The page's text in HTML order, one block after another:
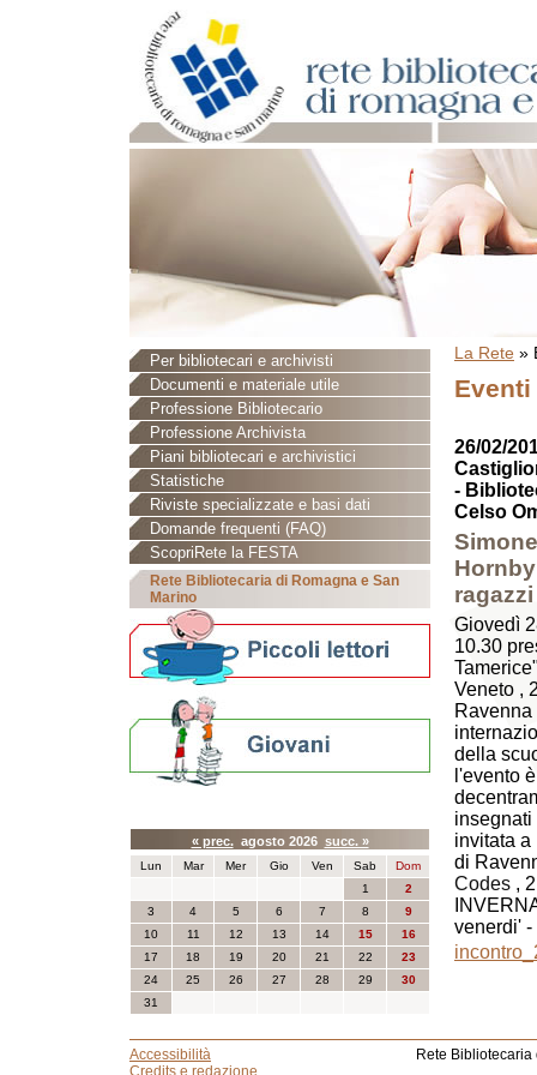
La Rete »
Eventi
26/02/
-
Celso
Giovedì
10.30
Veneto ,
della
l'evento
invitata
di
Codes ,
venerdi' -
Per bibliotecari e archivisti
Documenti e materiale utile
Professione Bibliotecario
Professione Archivista
Piani bibliotecari e archivistici
Statistiche
Riviste specializzate e basi dati
Domande frequenti (FAQ)
ScopriRete la FESTA
Rete Bibliotecaria di Romagna e San
Marino
« prec.agosto 2026 succ. »
Lun Mar Mer Gio Ven Sab
Dom
1
2
3
4 5 6 7 8
9
10
11 12 13 14 15
16
17
18 19 20 21 22
23
24
25 26 27 28 29
30
31
Accessibilità
Credits e redazione
Rete